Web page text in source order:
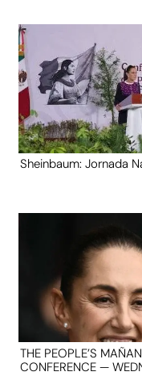
Sheinbaum: Jornada
THE PEOPLE’S
CONFERENCE —